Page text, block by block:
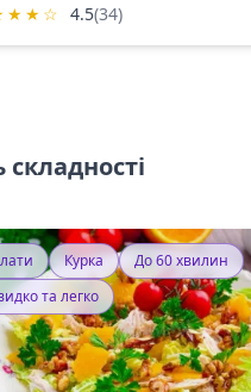
★ ★ ☆ 4.5(34)
складності
Курка
До 60 хвилин
та легко